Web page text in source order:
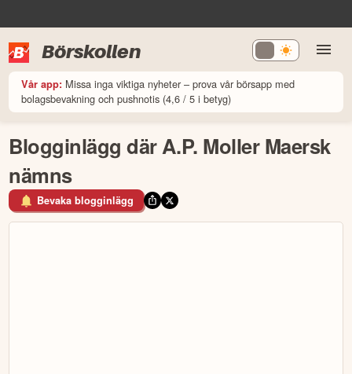
Börskollen
Vår app: Missa inga viktiga nyheter – prova vår börsapp med
bolagsbevakning och pushnotis (4,6 / 5 i betyg)
Blogginlägg där A.P. Moller Maersk
nämns
Bevaka blogginlägg